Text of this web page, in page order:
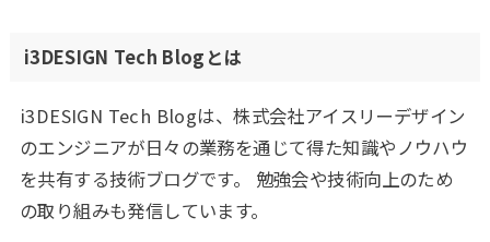
i3DESIGN Tech Blogとは
i3DESIGN Tech Blogは、株式会社アイスリーデザイン
のエンジニアが日々の業務を通じて得た知識やノウハウ
を共有する技術ブログです。 勉強会や技術向上のため
の取り組みも発信しています。